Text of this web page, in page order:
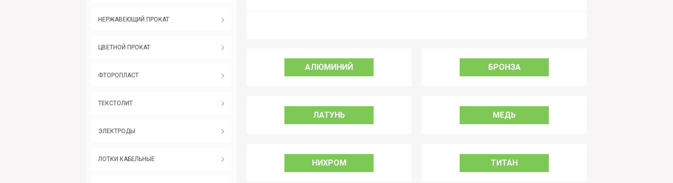
АЛЮМИНИЙ БРОНЗА
ЛАТУНЬ МЕДЬ
НИХРОМ ТИТАН
НЕРЖАВЕЮЩИЙ ПРОКАТ
ЦВЕТНОЙ ПРОКАТ
ФТОРОПЛАСТ
ТЕКСТОЛИТ
ЭЛЕКТРОДЫ
ЛОТКИ КАБЕЛЬНЫЕ